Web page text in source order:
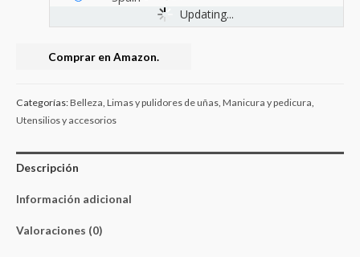
Updating...
Comprar en Amazon.
Categorías:Belleza, Limas y pulidores de uñas, Manicura y pedicura,
Utensilios y accesorios
Descripción
Información adicional
Valoraciones (0)